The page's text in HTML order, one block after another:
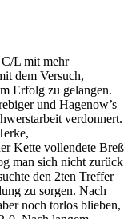
C/L mit mehr
dem Versuch,
Erfolg zu gelangen.
und Hagenow’s
verdonnert.
Kette vollendete Breß
man sich nicht zurück
den 2ten Treffer
zu sorgen. Nach
noch torlos blieben,